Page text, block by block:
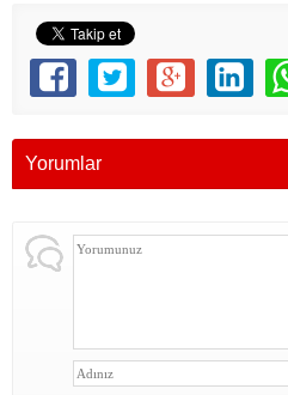
Yorumlar